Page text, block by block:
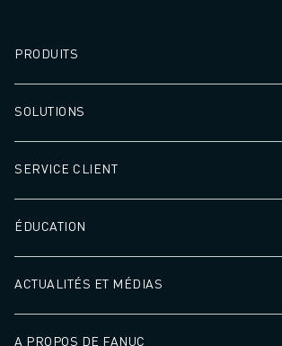
PRODUITS
SOLUTIONS
SERVICE CLIENT
ÉDUCATION
ACTUALITÉS ET MÉDIAS
A PROPOS DE FANUC